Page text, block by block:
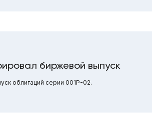
биржевой выпуск
облигаций серии 001Р-02.